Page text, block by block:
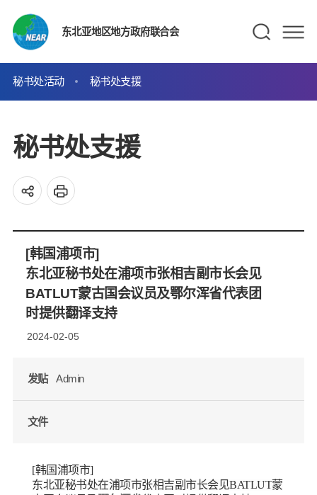
东北亚地区地方政府联合会
秘书处活动 秘书处支援
秘书处支援
[韩国浦项市]
东北亚秘书处在浦项市张相吉副市长会见
BATLUT蒙古国会议员及鄂尔浑省代表团
时提供翻译支持
2024-02-05
发贴 Admin
文件
[韩国浦项市]
东北亚秘书处在浦项市张相吉副市长会见BATLUT蒙